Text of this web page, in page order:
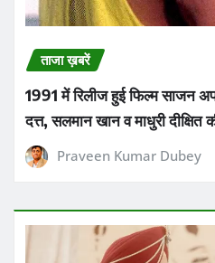
ताजा ख़बरें
1991 में रिलीज हुई फिल्म साजन
दत्त, सलमान खान व माधुरी
Praveen Kumar Dubey